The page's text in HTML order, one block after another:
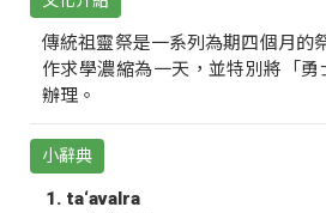
傳統祖靈祭是一系列為期四個月的
作求學濃縮為一天，並特別將「勇
辦理。
小辭典
ta‘avalra